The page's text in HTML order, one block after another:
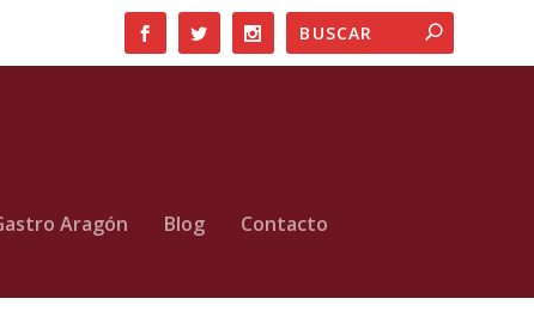
Aragón Blog Contacto